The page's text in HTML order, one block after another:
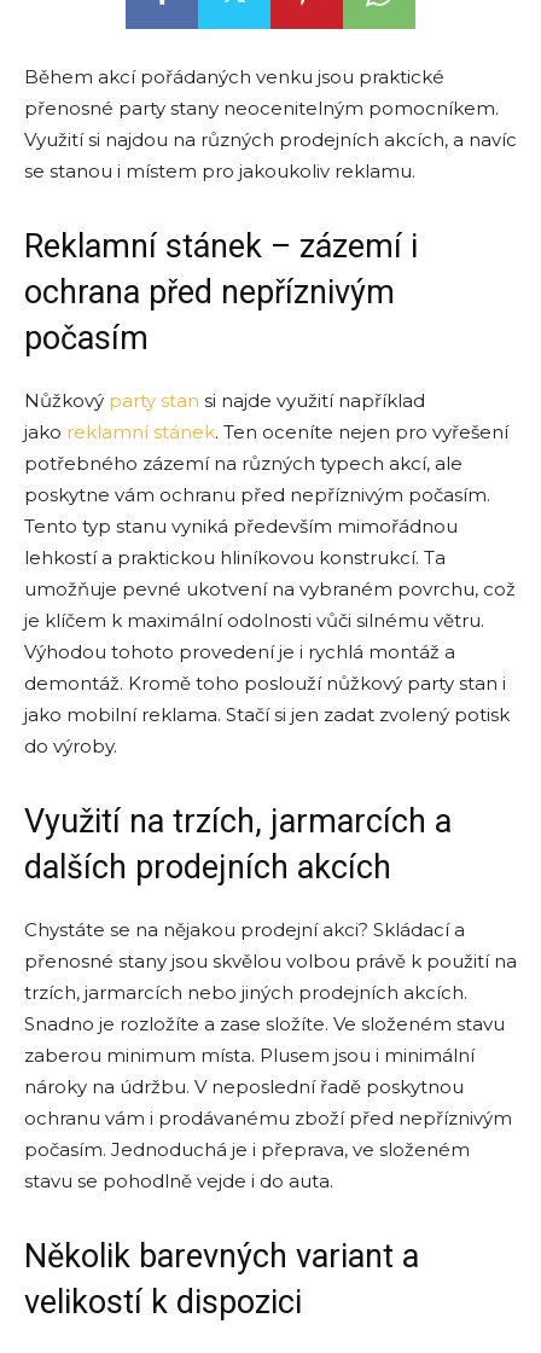
Během akcí pořádaných venku jsou praktické
přenosné party stany neocenitelným pomocníkem.
Využití si najdou na různých prodejních akcích, a navíc
se stanou i místem pro jakoukoliv reklamu.
Reklamní stánek – zázemí i
ochrana před nepříznivým
počasím
Nůžkový party stan si najde využití například
jako reklamní stánek. Ten oceníte nejen pro vyřešení
potřebného zázemí na různých typech akcí, ale
poskytne vám ochranu před nepříznivým počasím.
Tento typ stanu vyniká především mimořádnou
lehkostí a praktickou hliníkovou konstrukcí. Ta
umožňuje pevné ukotvení na vybraném povrchu, což
je klíčem k maximální odolnosti vůči silnému větru.
Výhodou tohoto provedení je i rychlá montáž a
demontáž. Kromě toho poslouží nůžkový party stan i
jako mobilní reklama. Stačí si jen zadat zvolený potisk
do výroby.
Využití na trzích, jarmarcích a
dalších prodejních akcích
Chystáte se na nějakou prodejní akci? Skládací a
přenosné stany jsou skvělou volbou právě k použití na
trzích, jarmarcích nebo jiných prodejních akcích.
Snadno je rozložíte a zase složíte. Ve složeném stavu
zaberou minimum místa. Plusem jsou i minimální
nároky na údržbu. V neposlední řadě poskytnou
ochranu vám i prodávanému zboží před nepříznivým
počasím. Jednoduchá je i přeprava, ve složeném
stavu se pohodlně vejde i do auta.
Několik barevných variant a
velikostí k dispozici